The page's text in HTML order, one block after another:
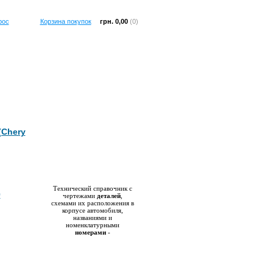
Корзина покупок грн. 0,00(0)
Технический справочник с
чертежами деталей,
схемами их расположения в
корпусе автомобиля,
названиями и
номенклатурными
номерами-